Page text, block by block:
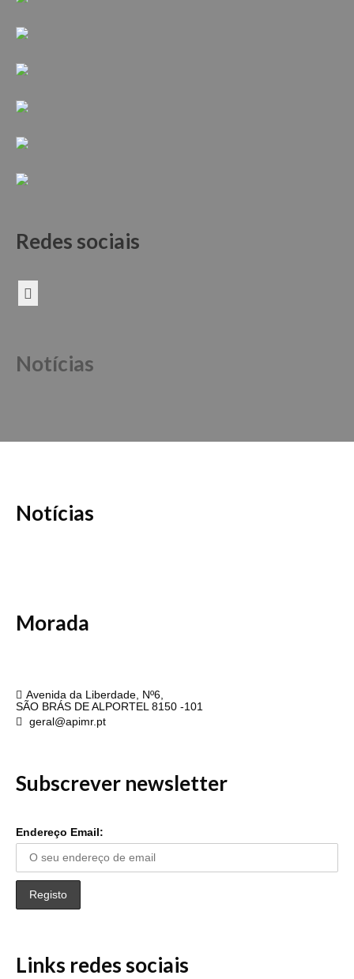
Redes sociais
Notícias
Notícias
Morada
Avenida da Liberdade, Nº6,
SÃO BRÁS DE ALPORTEL 8150 -101
geral@apimr.pt
Subscrever newsletter
Endereço Email:
Links redes sociais